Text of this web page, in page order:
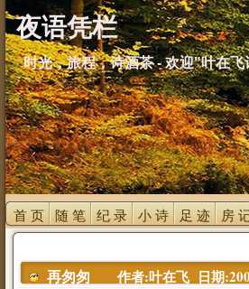
夜语凭栏
时光，旅程，诗酒茶 - 欢迎"叶在
首 页 随 笔 纪 录 小 诗 足 迹 房
再匆匆 作者:叶在飞 日期